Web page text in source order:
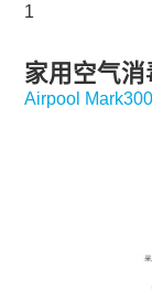
1
家用空气
Airpool